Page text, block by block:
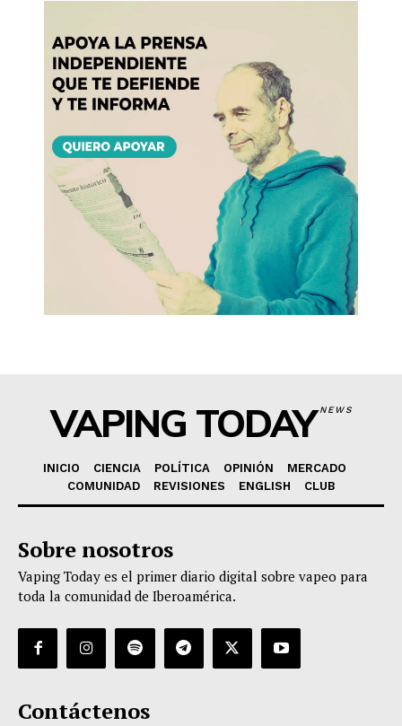
VAPING TODAYNEWS
INICIO CIENCIA POLÍTICA OPINIÓN
MERCADO
COMUNIDAD
REVISIONES ENGLISH CLUB
Sobre nosotros
Vaping Today es el primer diario digital sobre vapeo para
toda la comunidad de Iberoamérica.
Contáctenos